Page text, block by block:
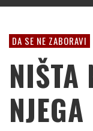
DA SE NE ZABORAVI
NIŠTA